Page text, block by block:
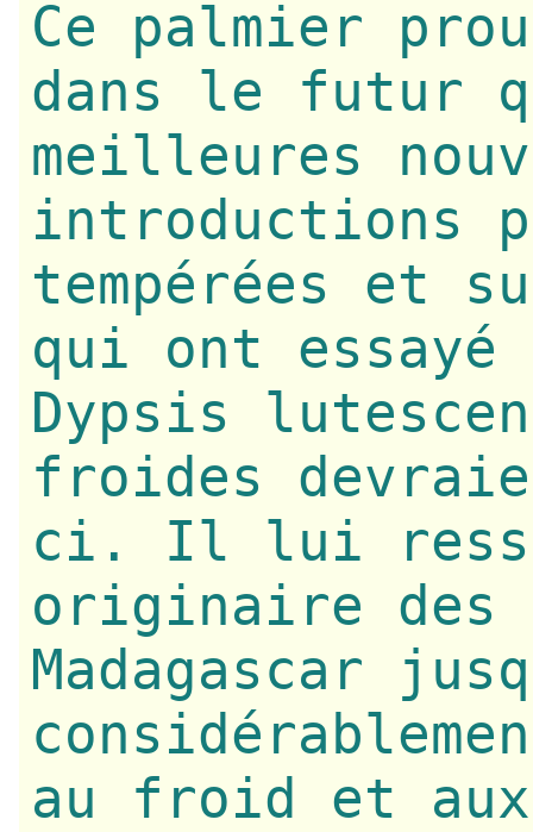
Ce palmier
dans le futur
meilleures
introductions
tempérées et
qui ont
Dypsis
froides
ci. Il lui
originaire des
Madagascar
au froid et